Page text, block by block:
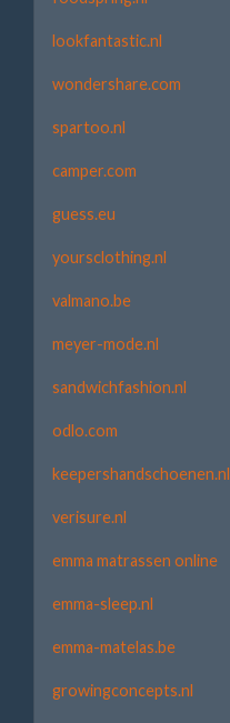
lookfantastic.nl
wondershare.com
spartoo.nl
camper.com
guess.eu
yoursclothing.nl
valmano.be
meyer-mode.nl
sandwichfashion.nl
odlo.com
keepershandschoenen.nl
verisure.nl
emma matrassen online
emma-sleep.nl
emma-matelas.be
growingconcepts.nl